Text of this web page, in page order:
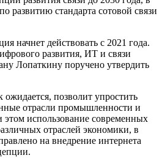
развитию стандарта сотовой связи
начнет действовать с 2021 года.
развития, ИТ и связи
Лопаткину поручено утвердить
ожидается, позволит упростить
отрасли промышленности и
этом использование современных
отраслей экономики, в
на внедрение интернета